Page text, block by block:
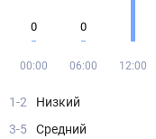
0
00:00
0
06:00 12:00
1-2
Низкий
3-5
Средний